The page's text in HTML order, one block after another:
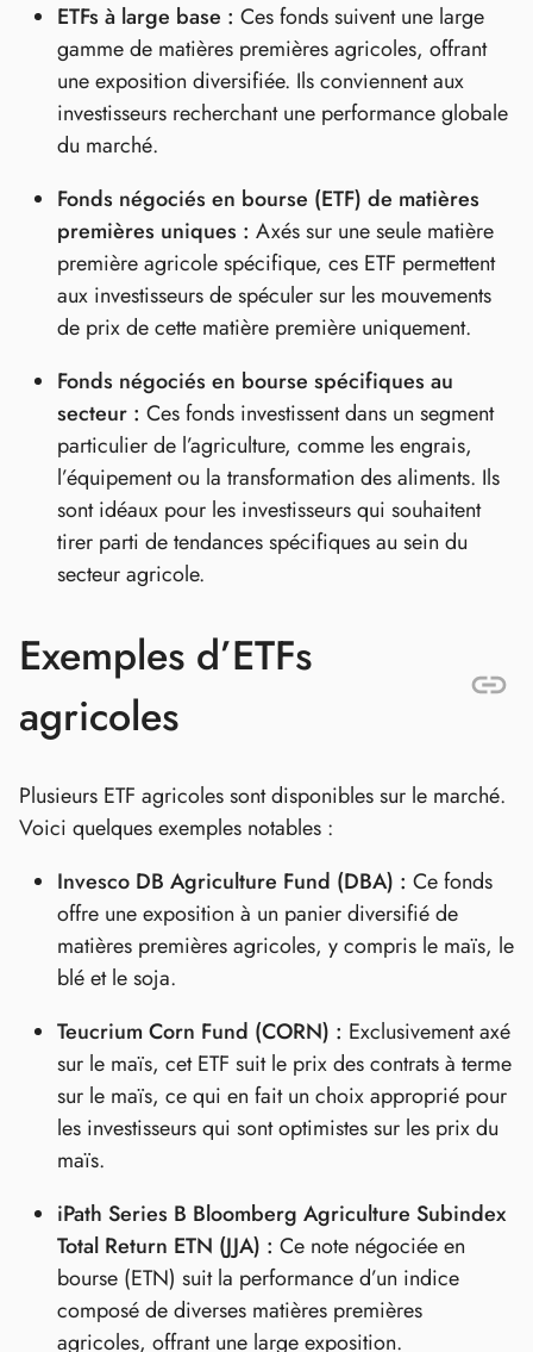
ETFs à large base : Ces fonds suivent une large
gamme de matières premières agricoles, offrant
une exposition diversifiée. Ils conviennent aux
investisseurs recherchant une performance globale
du marché.
Fonds négociés en bourse (ETF) de matières
premières uniques : Axés sur une seule matière
première agricole spécifique, ces ETF permettent
aux investisseurs de spéculer sur les mouvements
de prix de cette matière première uniquement.
Fonds négociés en bourse spécifiques au
secteur : Ces fonds investissent dans un segment
particulier de l’agriculture, comme les engrais,
l’équipement ou la transformation des aliments. Ils
sont idéaux pour les investisseurs qui souhaitent
tirer parti de tendances spécifiques au sein du
secteur agricole.
Exemples d’ETFs
agricoles
Plusieurs ETF agricoles sont disponibles sur le marché.
Voici quelques exemples notables :
Invesco DB Agriculture Fund (DBA) : Ce fonds
offre une exposition à un panier diversifié de
matières premières agricoles, y compris le maïs, le
blé et le soja.
Teucrium Corn Fund (CORN) : Exclusivement axé
sur le maïs, cet ETF suit le prix des contrats à terme
sur le maïs, ce qui en fait un choix approprié pour
les investisseurs qui sont optimistes sur les prix du
maïs.
iPath Series B Bloomberg Agriculture Subindex
Total Return ETN (JJA) : Ce note négociée en
bourse (ETN) suit la performance d’un indice
composé de diverses matières premières
agricoles, offrant une large exposition.